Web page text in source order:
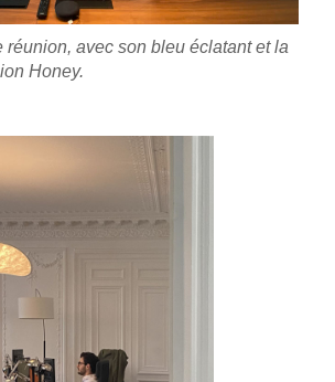
réunion, avec son bleu éclatant et la
Honey.